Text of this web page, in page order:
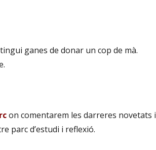
ganes de donar un cop de mà.
on comentarem les darreres novetats i
parc d’estudi i reflexió.